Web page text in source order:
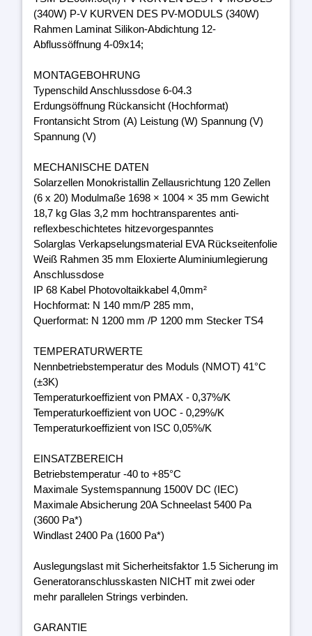
(340W) P-V KURVEN DES PV-MODULS (340W)
Rahmen Laminat Silikon-Abdichtung 12-
Abflussöffnung 4-09x14;
MONTAGEBOHRUNG
Typenschild Anschlussdose 6-04.3
Erdungsöffnung Rückansicht (Hochformat)
Frontansicht Strom (A) Leistung (W) Spannung (V)
Spannung (V)
MECHANISCHE DATEN
Solarzellen Monokristallin Zellausrichtung 120 Zellen
(6 x 20) Modulmaße 1698 × 1004 × 35 mm Gewicht
18,7 kg Glas 3,2 mm hochtransparentes anti-
reflexbeschichtetes hitzevorgespanntes
Solarglas Verkapselungsmaterial EVA Rückseitenfolie
Weiß Rahmen 35 mm Eloxierte Aluminiumlegierung
Anschlussdose
IP 68 Kabel Photovoltaikkabel 4,0mm²
Hochformat: N 140 mm/P 285 mm,
Querformat: N 1200 mm /P 1200 mm Stecker TS4
TEMPERATURWERTE
Nennbetriebstemperatur des Moduls (NMOT) 41°C
(±3K)
Temperaturkoeffizient von PMAX - 0,37%/K
Temperaturkoeffizient von UOC - 0,29%/K
Temperaturkoeffizient von ISC 0,05%/K
EINSATZBEREICH
Betriebstemperatur -40 to +85°C
Maximale Systemspannung 1500V DC (IEC)
Maximale Absicherung 20A Schneelast 5400 Pa
(3600 Pa*)
Windlast 2400 Pa (1600 Pa*)
Auslegungslast mit Sicherheitsfaktor 1.5 Sicherung im
Generatoranschlusskasten NICHT mit zwei oder
mehr parallelen Strings verbinden.
GARANTIE